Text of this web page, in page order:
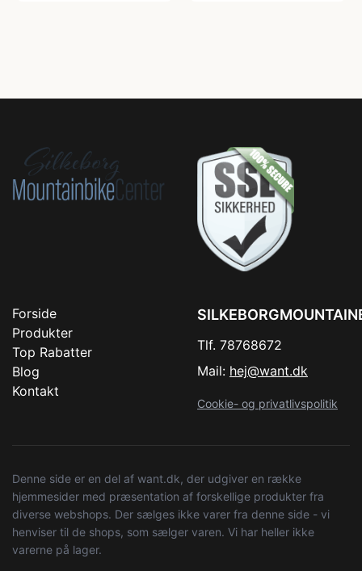
Forside
Produkter
Top Rabatter
Blog
Kontakt
Tlf. 78768672
Mail: hej@want.dk
Cookie- og privatlivspolitik
Denne side er en del af want.dk, der udgiver en række
hjemmesider med præsentation af forskellige produkter fra
diverse webshops. Der sælges ikke varer fra denne side - vi
henviser til de shops, som sælger varen. Vi har heller ikke
varerne på lager.